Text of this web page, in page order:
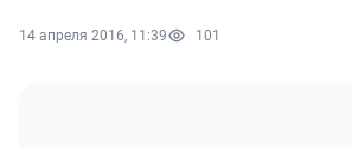
14 апреля 2016, 11:39 101